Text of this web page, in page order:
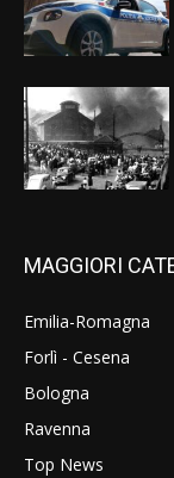
MAGGIORI
Emilia-Romagna
Forlì - Cesena
Bologna
Ravenna
Top News